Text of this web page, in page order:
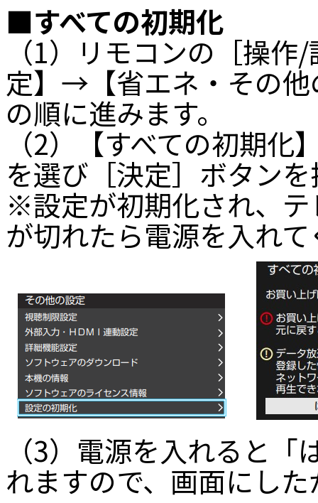
■すべての初期化
（1）リモコンの［操
定】→【省エネ・その
の順に進みます。
（2）【すべての初期
を選び［決定］ボタン
※設定が初期化され、
が切れたら電源を入れ
（3）電源を入れると
れますので、画面にし